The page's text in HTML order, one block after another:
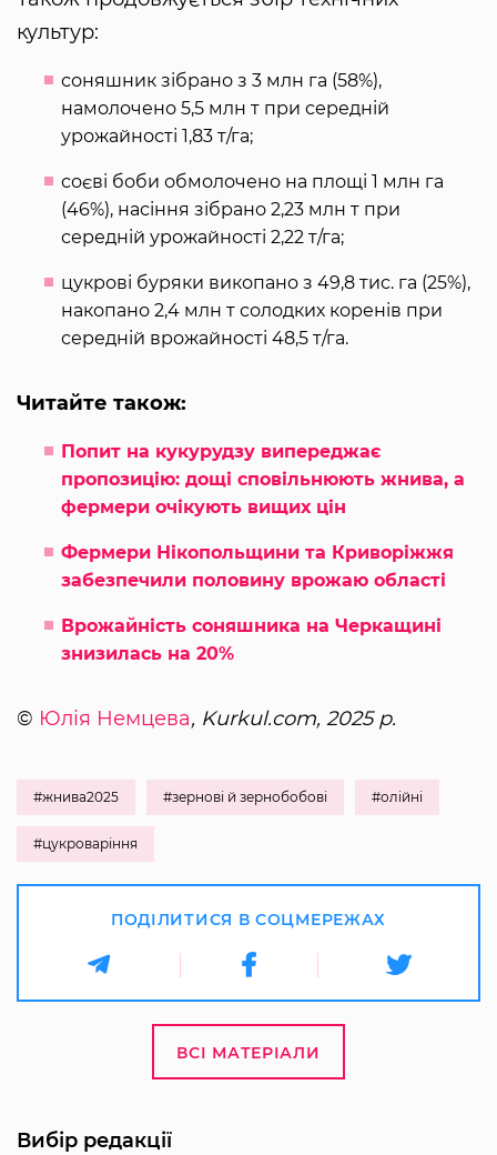
культур:
соняшник зібрано з 3 млн га (58%),
намолочено 5,5 млн т при середній
урожайності 1,83 т/га;
соєві боби обмолочено на площі 1 млн га
(46%), насіння зібрано 2,23 млн т при
середній урожайності 2,22 т/га;
цукрові буряки викопано з 49,8 тис. га (25%),
накопано 2,4 млн т солодких коренів при
середній врожайності 48,5 т/га.
Читайте також:
Попит на кукурудзу випереджає
пропозицію: дощі сповільнюють жнива, а
фермери очікують вищих цін
Фермери Нікопольщини та Криворіжжя
забезпечили половину врожаю області
Врожайність соняшника на Черкащині
знизилась на 20%
© Юлія Немцева, Kurkul.com, 2025 р.
#жнива2025 #зернові й зернобобові #олійні
#цукроваріння
ПОДІЛИТИСЯ В СОЦМЕРЕЖАХ
ВСІ МАТЕРІАЛИ
Вибір редакції